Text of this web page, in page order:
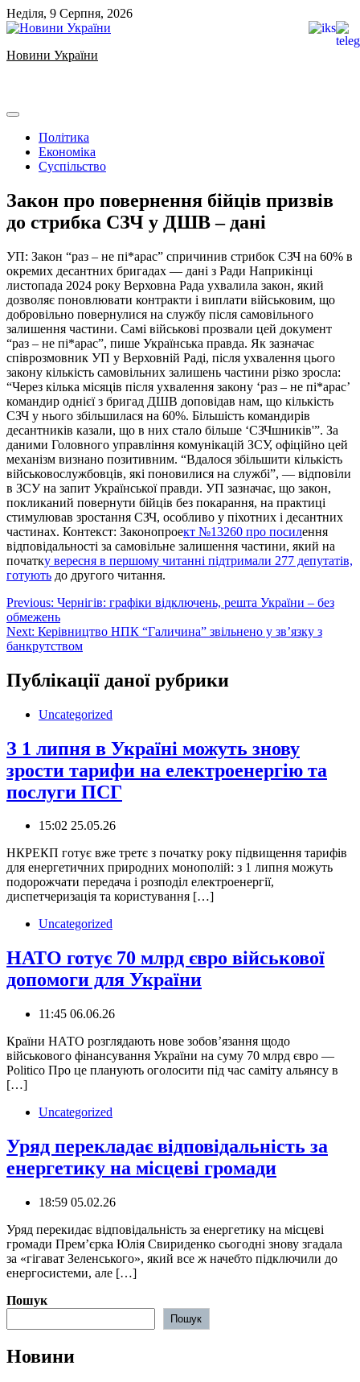
Skip
to
Неділя, 9 Серпня, 2026
Новини України
Політика
Економіка
Суспільство
Закон про повернення бійців призвів
до стрибка СЗЧ у ДШВ – дані
УП: Закон “раз – не пі*арас” спричинив стрибок СЗЧ на 60% в
окремих десантних бригадах — дані з Ради ️Наприкінці
листопада 2024 року Верховна Рада ухвалила закон, який
дозволяє поновлювати контракти і виплати військовим, що
добровільно повернулися на службу після самовільного
залишення частини. Самі військові прозвали цей документ
“раз – не пі*арас”, пише Українська правда. Як зазначає
співрозмовник УП у Верховній Раді, після ухвалення цього
закону кількість самовільних залишень частини різко зросла:
“Через кілька місяців після ухвалення закону ‘раз – не пі*арас’
командир однієї з бригад ДШВ доповідав нам, що кількість
СЗЧ у нього збільшилася на 60%. Більшість командирів
десантників казали, що в них стало більше ‘СЗЧшників'”. За
даними Головного управління комунікацій ЗСУ, офіційно цей
механізм визнано позитивним. “Вдалося збільшити кількість
військовослужбовців, які поновилися на службі”, — відповіли
в ЗСУ на запит Української правди. УП зазначає, що закон,
покликаний повернути бійців без покарання, на практиці
стимулював зростання СЗЧ, особливо у піхотних і десантних
частинах. ️Контекст: Законопроект №13260 про посилення
відповідальності за самовільне залишення частини, який на
початку вересня в першому читанні підтримали 277 депутатів,
готують до другого читання.
Навігація
записів
Previous: Чернігів: графіки відключень, решта України – без
обмежень
Next: Керівництво НПК “Галичина” звільнено у зв’язку з
банкрутством
Публікації даної рубрики
Uncategorized
З 1 липня в Україні можуть знову
зрости тарифи на електроенергію та
послуги ПСГ
15:02 25.05.26
️НКРЕКП готує вже третє з початку року підвищення тарифів
для енергетичних природних монополій: з 1 липня можуть
подорожчати передача і розподіл електроенергії,
диспетчеризація та користування […]
Uncategorized
НАТО готує 70 млрд євро військової
допомоги для України
11:45 06.06.26
Країни НАТО розглядають нове зобов’язання щодо
військового фінансування України на суму 70 млрд євро —
Politico Про це планують оголосити під час саміту альянсу в
[…]
Uncategorized
Уряд перекладає відповідальність за
енергетику на місцеві громади
18:59 05.02.26
Уряд перекидає відповідальність за енергетику на місцеві
громади Премʼєрка Юлія Свириденко сьогодні знову згадала
за «гігават Зеленського», який все ж начебто підключили до
енергосистеми, але […]
Пошук
Пошук
Новини